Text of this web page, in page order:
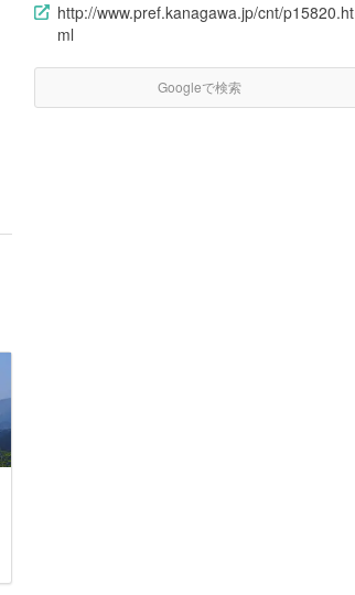
http://www.pref.kanagawa.jp/cnt/p15820.ht
ml
Googleで検索